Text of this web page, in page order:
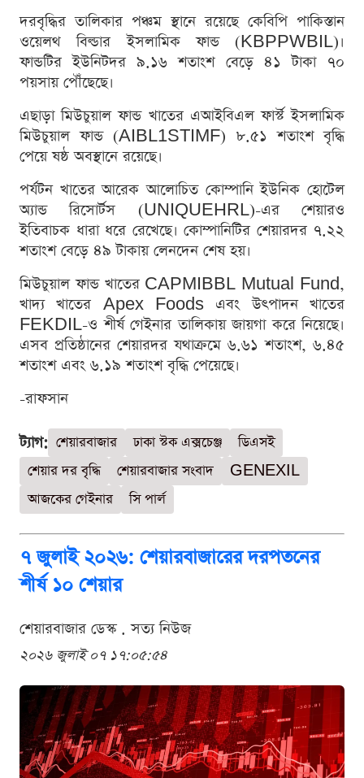
দরবৃদ্ধির তালিকার পঞ্চম স্থানে রয়েছে কেবিপি পাকিস্তান
ওয়েলথ বিল্ডার ইসলামিক ফান্ড (KBPPWBIL)।
ফান্ডটির ইউনিটদর ৯.১৬ শতাংশ বেড়ে ৪১ টাকা ৭০
পয়সায় পৌঁছেছে।
এছাড়া মিউচুয়াল ফান্ড খাতের এআইবিএল ফার্স্ট ইসলামিক
মিউচুয়াল ফান্ড (AIBL1STIMF) ৮.৫১ শতাংশ বৃদ্ধি
পেয়ে ষষ্ঠ অবস্থানে রয়েছে।
পর্যটন খাতের আরেক আলোচিত কোম্পানি ইউনিক হোটেল
অ্যান্ড রিসোর্টস (UNIQUEHRL)-এর শেয়ারও
ইতিবাচক ধারা ধরে রেখেছে। কোম্পানিটির শেয়ারদর ৭.২২
শতাংশ বেড়ে ৪৯ টাকায় লেনদেন শেষ হয়।
মিউচুয়াল ফান্ড খাতের CAPMIBBL Mutual Fund,
খাদ্য খাতের Apex Foods এবং উৎপাদন খাতের
FEKDIL-ও শীর্ষ গেইনার তালিকায় জায়গা করে নিয়েছে।
এসব প্রতিষ্ঠানের শেয়ারদর যথাক্রমে ৬.৬১ শতাংশ, ৬.৪৫
শতাংশ এবং ৬.১৯ শতাংশ বৃদ্ধি পেয়েছে।
-রাফসান
ট্যাগ: শেয়ারবাজার ঢাকা স্টক এক্সচেঞ্জ
ডিএসই
শেয়ার দর বৃদ্ধি
শেয়ারবাজার সংবাদ
GENEXIL
আজকের গেইনার
সি পার্ল
৭ জুলাই ২০২৬: শেয়ারবাজারের দরপতনের
শীর্ষ ১০ শেয়ার
শেয়ারবাজার ডেস্ক . সত্য নিউজ
২০২৬ জুলাই ০৭ ১৭:০৫:৫৪